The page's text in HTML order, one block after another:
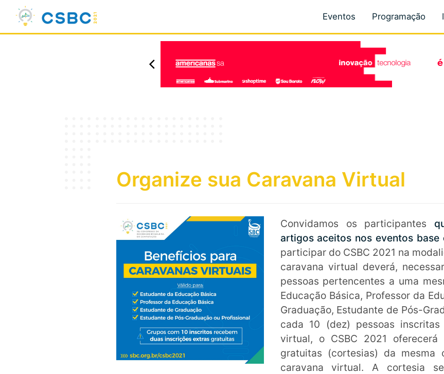
Eventos Programação
Organize sua Caravana Virtual
Convidamos os participantes
artigos aceitos nos eventos base
participar do CSBC 2021 na
caravana virtual deverá,
pessoas pertencentes a uma
Educação Básica, Professor da
Graduação, Estudante de Pós-
cada 10 (dez) pessoas
virtual, o CSBC 2021
gratuitas (cortesias) da mesma
caravana virtual. A cortesia